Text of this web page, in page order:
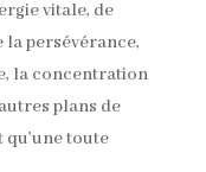
vitale, de
persévérance,
la concentration
plans de
qu’une toute